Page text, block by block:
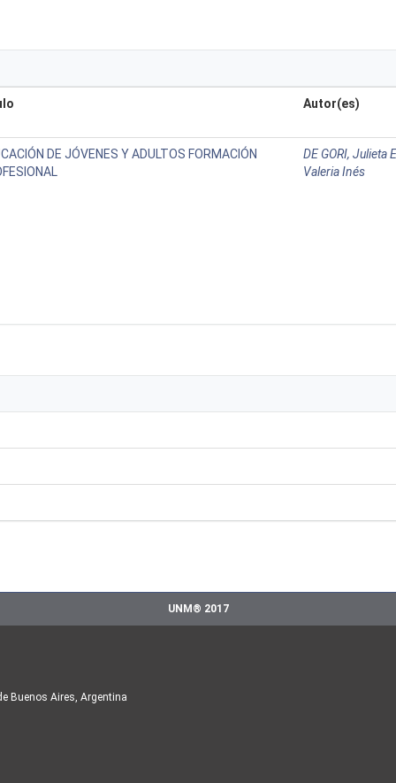
Autor(es)
DE JÓVENES Y ADULTOS FORMACIÓN
DE GORI, Julieta
Valeria Inés
UNM® 2017
Buenos Aires, Argentina